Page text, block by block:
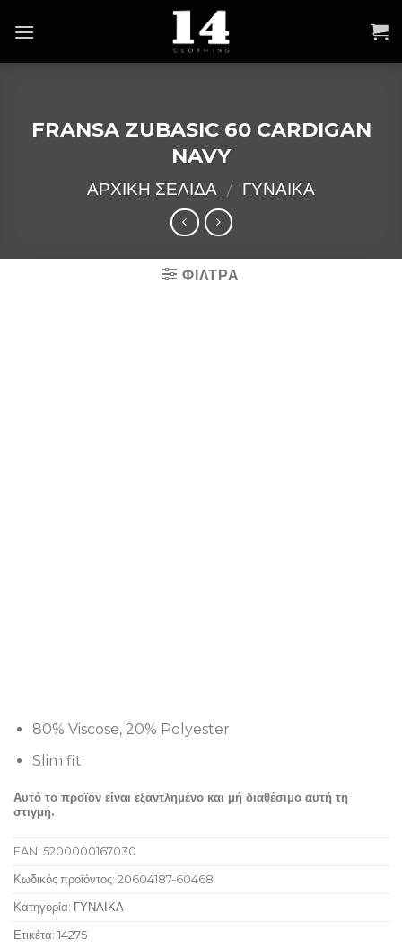
FRANSA ZUBASIC 60 CARDIGAN
NAVY
ΑΡΧΙΚΉ ΣΕΛΊΔΑ / ΓΥΝΑΙΚΑ
ΦΙΛΤΡΑ
80% Viscose, 20% Polyester
Slim fit
Αυτό το προϊόν είναι εξαντλημένο και μή διαθέσιμο αυτή τη
στιγμή.
EAN: 5200000167030
Κωδικός προϊόντος: 20604187-60468
Κατηγορία: ΓΥΝΑΙΚΑ
Ετικέτα: 14275